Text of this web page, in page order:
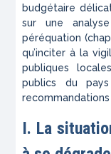
budgétaire
sur une
péréquation
qu’inciter à la
publiques
publics du
recommandations
I. La